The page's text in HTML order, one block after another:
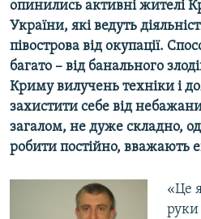
опинились активні жителі
України, які ведуть
півострова від окупації.
багато – від банального
Криму вилучень техніки і
захистити себе від
загалом, не дуже складно,
робити постійно, вважають
«Це
руки